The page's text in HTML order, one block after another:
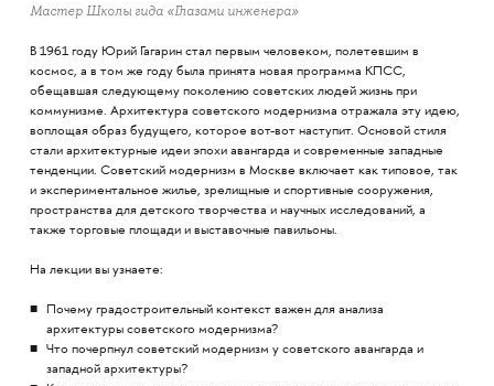
Мастер Школы гида «‎Глазами инженера»‎
В 1961 году Юрий Гагарин стал первым человеком, полетевшим в
космос, а в том же году была принята новая программа КПСС,
обещавшая следующему поколению советских людей жизнь при
коммунизме. Архитектура советского модернизма отражала эту идею,
воплощая образ будущего, которое вот-вот наступит. Основой стиля
стали архитектурные идеи эпохи авангарда и современные западные
тенденции. Советский модернизм в Москве включает как типовое, так
и экспериментальное жилье, зрелищные и спортивные сооружения,
пространства для детского творчества и научных исследований, а
также торговые площади и выставочные павильоны.
На лекции вы узнаете:
Почему градостроительный контекст важен для анализа
архитектуры советского модернизма?
Что почерпнул советский модернизм у советского авангарда и
западной архитектуры?